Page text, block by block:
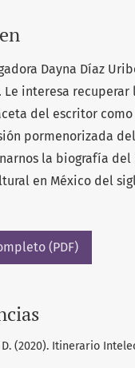
Dayna Díaz
Le interesa
del escritor
pormenorizada
la biografía del
en México del
(PDF)
(2020). Itinerario